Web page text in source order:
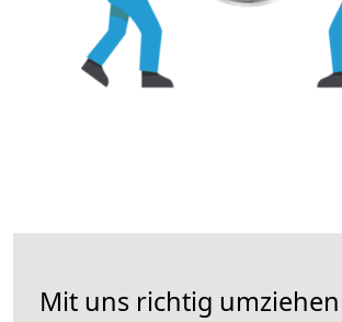
Mit uns richtig